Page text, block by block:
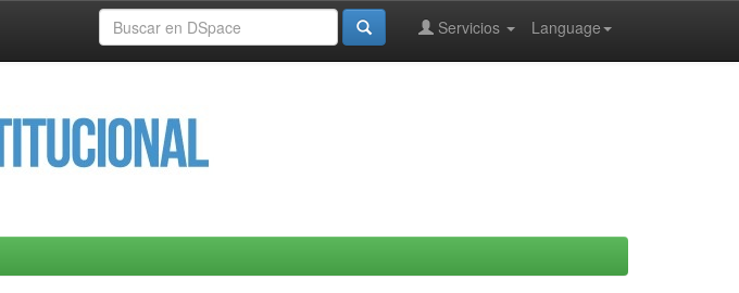
Language
Servicios